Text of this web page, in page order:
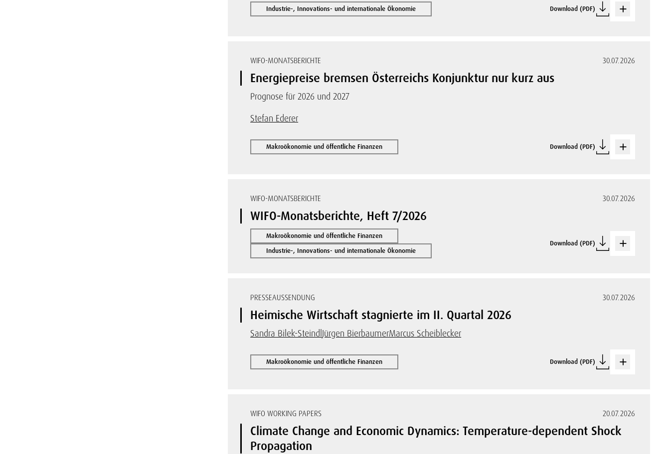
Industrie-, Innovations- und internationale Ökonomie Download (PDF)
WIFO-MONATSBERICHTE 30.07.2026
Energiepreise bremsen Österreichs Konjunktur nur kurz aus
Prognose für 2026 und 2027
Stefan Ederer
Makroökonomie und öffentliche Finanzen Download (PDF)
WIFO-MONATSBERICHTE 30.07.2026
WIFO-Monatsberichte, Heft 7/2026
Makroökonomie und öffentliche Finanzen
Industrie-, Innovations- und internationale Ökonomie
Download (PDF)
PRESSEAUSSENDUNG 30.07.2026
Heimische Wirtschaft stagnierte im II. Quartal 2026
Sandra Bilek-Steindl Jürgen BierbaumerMarcus Scheiblecker
Makroökonomie und öffentliche Finanzen Download (PDF)
WIFO WORKING PAPERS 20.07.2026
Climate Change and Economic Dynamics: Temperature-dependent Shock
Propagation